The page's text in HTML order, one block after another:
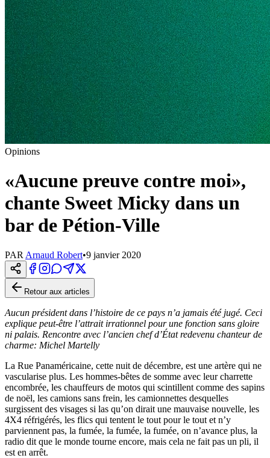
Opinions
«Aucune preuve contre moi»,
chante Sweet Micky dans un
bar de Pétion-Ville
PAR Arnaud Robert•9 janvier 2020
Retour aux articles
Aucun président dans l’histoire de ce pays n’a jamais été jugé. Ceci
explique peut-être l’attrait irrationnel pour une fonction sans gloire
ni palais. Rencontre avec l’ancien chef d’État redevenu chanteur de
charme: Michel Martelly
La Rue Panaméricaine, cette nuit de décembre, est une artère qui ne
vascularise plus. Les hommes-bêtes de somme avec leur charrette
encombrée, les chauffeurs de motos qui scintillent comme des sapins
de noël, les camions sans frein, les camionnettes desquelles
surgissent des visages si las qu’on dirait une mauvaise nouvelle, les
4X4 réfrigérés, les flics qui tentent le tout pour le tout et n’y
parviennent pas, la fumée, la fumée, la fumée, on n’avance plus, la
radio dit que le monde tourne encore, mais cela ne fait pas un pli, il
est en arrêt.